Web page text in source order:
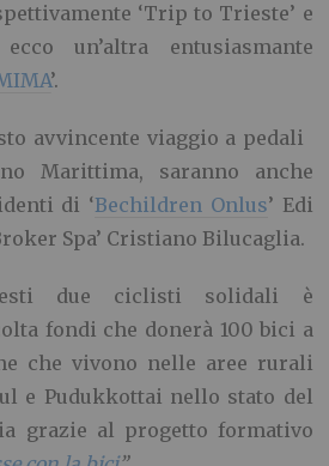
‘Trip to Trieste’ e
un’altra entusiasmante
’.
avvincente viaggio a pedali
Marittima, saranno anche
di ‘Bechildren Onlus’ Edi
Spa’ Cristiano Bilucaglia.
due ciclisti solidali è
fondi che donerà 100 bici a
che vivono nelle aree rurali
e Pudukkottai nello stato del
grazie al progetto formativo